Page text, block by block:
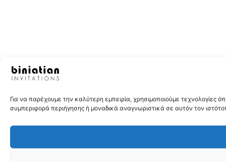
Για να παρέχουμε την καλύτερη εμπειρία, χρησιμοποιούμε
συμπεριφορά περιήγησης ή μοναδικά αναγνωριστικά σε αυτόν τον